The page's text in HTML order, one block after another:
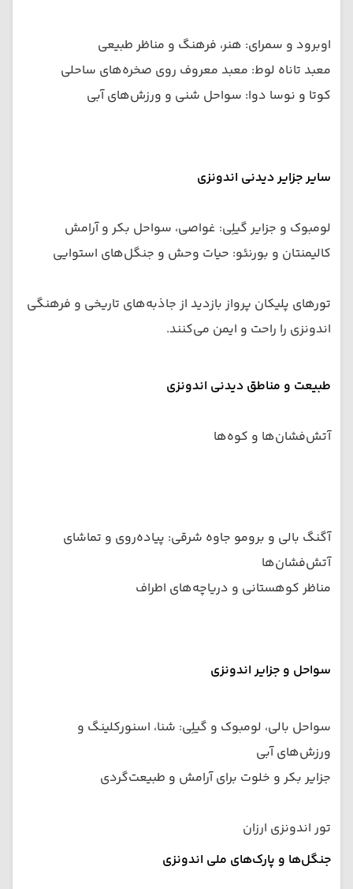
اوبرود و سمرای: هنر، فرهنگ و مناظر طبیعی
معبد تاناه لوط: معبد معروف روی صخره‌های ساحلی
کوتا و نوسا دوا: سواحل شنی و ورزش‌های آبی
سایر جزایر دیدنی اندونزی
لومبوک و جزایر گیلِی: غواصی، سواحل بکر و آرامش
کالیمنتان و بورنئو: حیات وحش و جنگل‌های استوایی
تورهای پلیکان پرواز بازدید از جاذبه‌های تاریخی و فرهنگی
اندونزی را راحت و ایمن می‌کنند.
طبیعت و مناطق دیدنی اندونزی
آتش‌فشان‌ها و کوه‌ها
آگنگ بالی و برومو جاوه شرقی: پیاده‌روی و تماشای
آتش‌فشان‌ها
مناظر کوهستانی و دریاچه‌های اطراف
سواحل و جزایر اندونزی
سواحل بالی، لومبوک و گیلِی: شنا، اسنورکلینگ و
ورزش‌های آبی
جزایر بکر و خلوت برای آرامش و طبیعت‌گردی
تور اندونزی ارزان
جنگل‌ها و پارک‌های ملی اندونزی